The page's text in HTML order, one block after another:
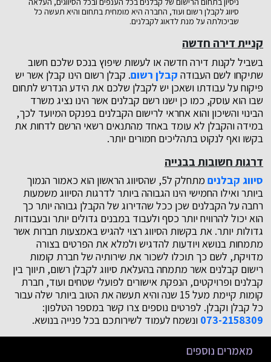
סיווג לקבלן רשום ועוד, החברה היא מומחית בתחום והיא תעשה כל
שביכולתה על מנת לדאוג לקבלנים.
קניית דירה חדשה
בשביל לקנות דירה חדשה או לעשות שיפוץ בנכס שלכם חשוב
שתיקחו לשם העבודה קבלן רשום. קבלן רשום הינו קבלן אשר יש
פיקוח על עבודתו ושאכן יש לקבלן שלכם את הידע הנדרש לתחום
שבו הוא עוסק, כמו כן ישנו רשם קבלנים אשר הינו נציג משרד
הבינוי והשיכון והוא אחראי לרישום הקבלנים בפנקס המיועד לכך,
במידה והקבלן לא עומד באחד מהתנאים רשאי הרשם לדחות את
בקשו ואף לנקוט בתהליכים חמורים יותר.
דרגות חשובות בבנייה
סיווג קבלנים
מתחלק ל5, שהסיווג הראשון הוא כאמור הנמוך
ביותר ואילו החמישי הינו הגבוהה ביותר לדרגות הסיווג משמעות
רחבה על הקבלנים שכן ככל שהדירוג של הקבלן גבוהה יותר כך
הוא יכול להרוויח יותר כסף ולעבוד במבנים גדולים יותר ובעבודות
גדולות יותר. את בקשות הסיווג רצוי להגיש באמצעות חברות אשר
מתמחות בנושא ויודעות להדגיש ולמלא את הפרטים בצורה
מדויקת, לשם כך תוכלו לשכור את שירותיה של חברת קומות
רישום קבלנים אשר מתמחה בהעלאת סיווג לקבלן רשום, תיווך בין
קבלנים ופרויקטים, הנפקת אישורים לפועלי שטחים ועוד, חברת
קומות קיימת מעל 15 שנה והיא תעשה את הטוב ביותר שלה עבור
כל קבלן וקבלן. לפרטים נוספים צרו קשר במספר הטלפון:
073-2158309 ונשמח לעמוד לשירותכם בכל פנייה בנושא.
מאמרים נוספים